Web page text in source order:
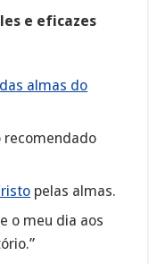
e eficazes
almas do
recomendado
pelas almas.
o meu dia aos